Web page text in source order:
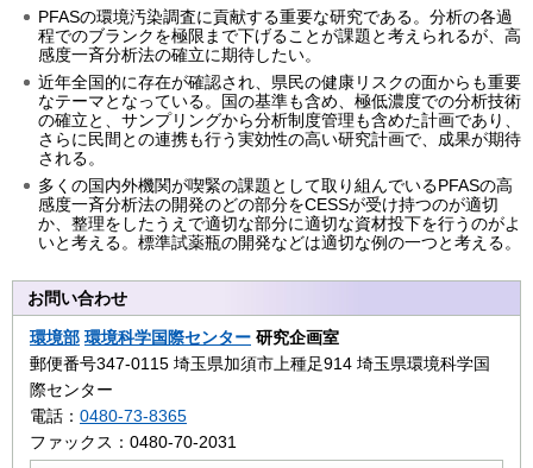
PFASの環境汚染調査に貢献する重要な研究である。分析の各過
程でのブランクを極限まで下げることが課題と考えられるが、高
感度一斉分析法の確立に期待したい。
近年全国的に存在が確認され、県民の健康リスクの面からも重要
なテーマとなっている。国の基準も含め、極低濃度での分析技術
の確立と、サンプリングから分析制度管理も含めた計画であり、
さらに民間との連携も行う実効性の高い研究計画で、成果が期待
される。
多くの国内外機関が喫緊の課題として取り組んでいるPFASの高
感度一斉分析法の開発のどの部分をCESSが受け持つのが適切
か、整理をしたうえで適切な部分に適切な資材投下を行うのがよ
いと考える。標準試薬瓶の開発などは適切な例の一つと考える。
お問い合わせ
環境部 環境科学国際センター 研究企画室
郵便番号347-0115 埼玉県加須市上種足914 埼玉県環境科学国
際センター
電話： 0480-73-8365
ファックス：0480-70-2031